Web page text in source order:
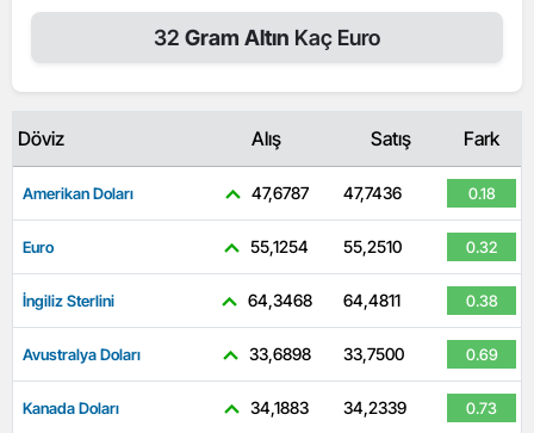
32 Gram Altın Kaç Euro
Döviz Alış Satış Fark
Amerikan Doları 47,6787 47,7436 0.18
Euro 55,1254 55,2510 0.32
İngiliz Sterlini 64,3468 64,4811 0.38
Avustralya Doları 33,6898 33,7500 0.69
Kanada Doları 34,1883 34,2339 0.73